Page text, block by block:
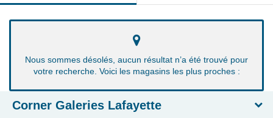
Nous sommes désolés, aucun résultat n’a été trouvé pour
votre recherche. Voici les magasins les plus proches :
Corner Galeries Lafayette